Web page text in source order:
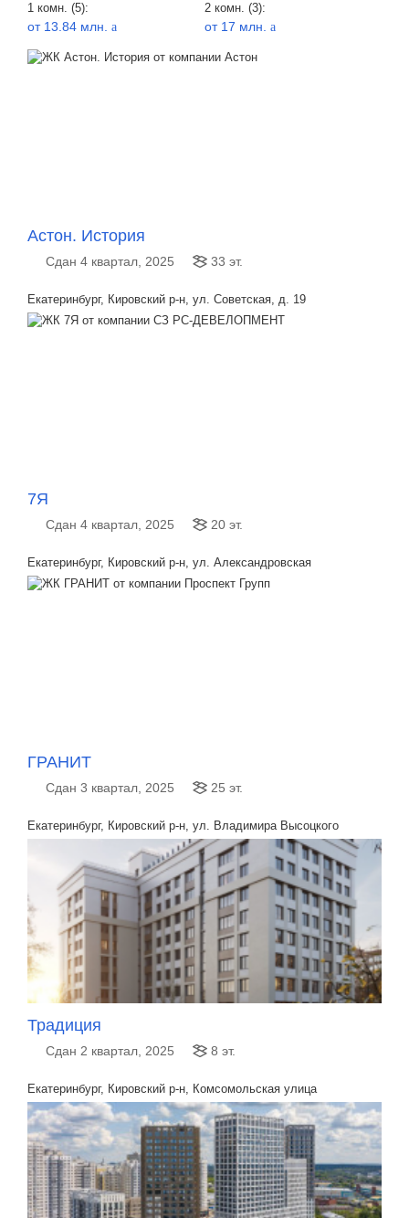
1 комн. (5):
от 13.84 млн. a
2 комн. (3):
от 17 млн. a
Астон. История
Сдан 4 квартал, 2025 33 эт.
Екатеринбург, Кировский р-н, ул. Советская, д. 19
7Я
Сдан 4 квартал, 2025 20 эт.
Екатеринбург, Кировский р-н, ул. Александровская
ГРАНИТ
Сдан 3 квартал, 2025 25 эт.
Екатеринбург, Кировский р-н, ул. Владимира Высоцкого
Традиция
Сдан 2 квартал, 2025 8 эт.
Екатеринбург, Кировский р-н, Комсомольская улица